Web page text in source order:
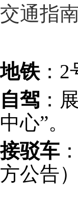
交通指
地铁：2
自驾 ：
中心”。
接驳车
方公告）